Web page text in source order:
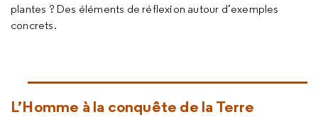
plantes ? Des éléments de réflexion autour d’exemples
concrets.
L’Homme à la conquête de la Terre